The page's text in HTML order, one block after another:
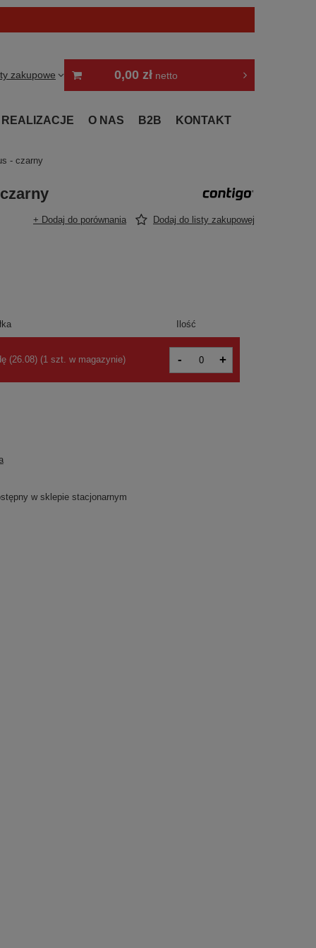
zakupowe 0,00 zł netto
REALIZACJE O NAS B2B KONTAKT
- czarny
+ Dodaj do porównania Dodaj do listy zakupowej
Ilość
(26.08) (1 szt. w magazynie) - +
w sklepie stacjonarnym